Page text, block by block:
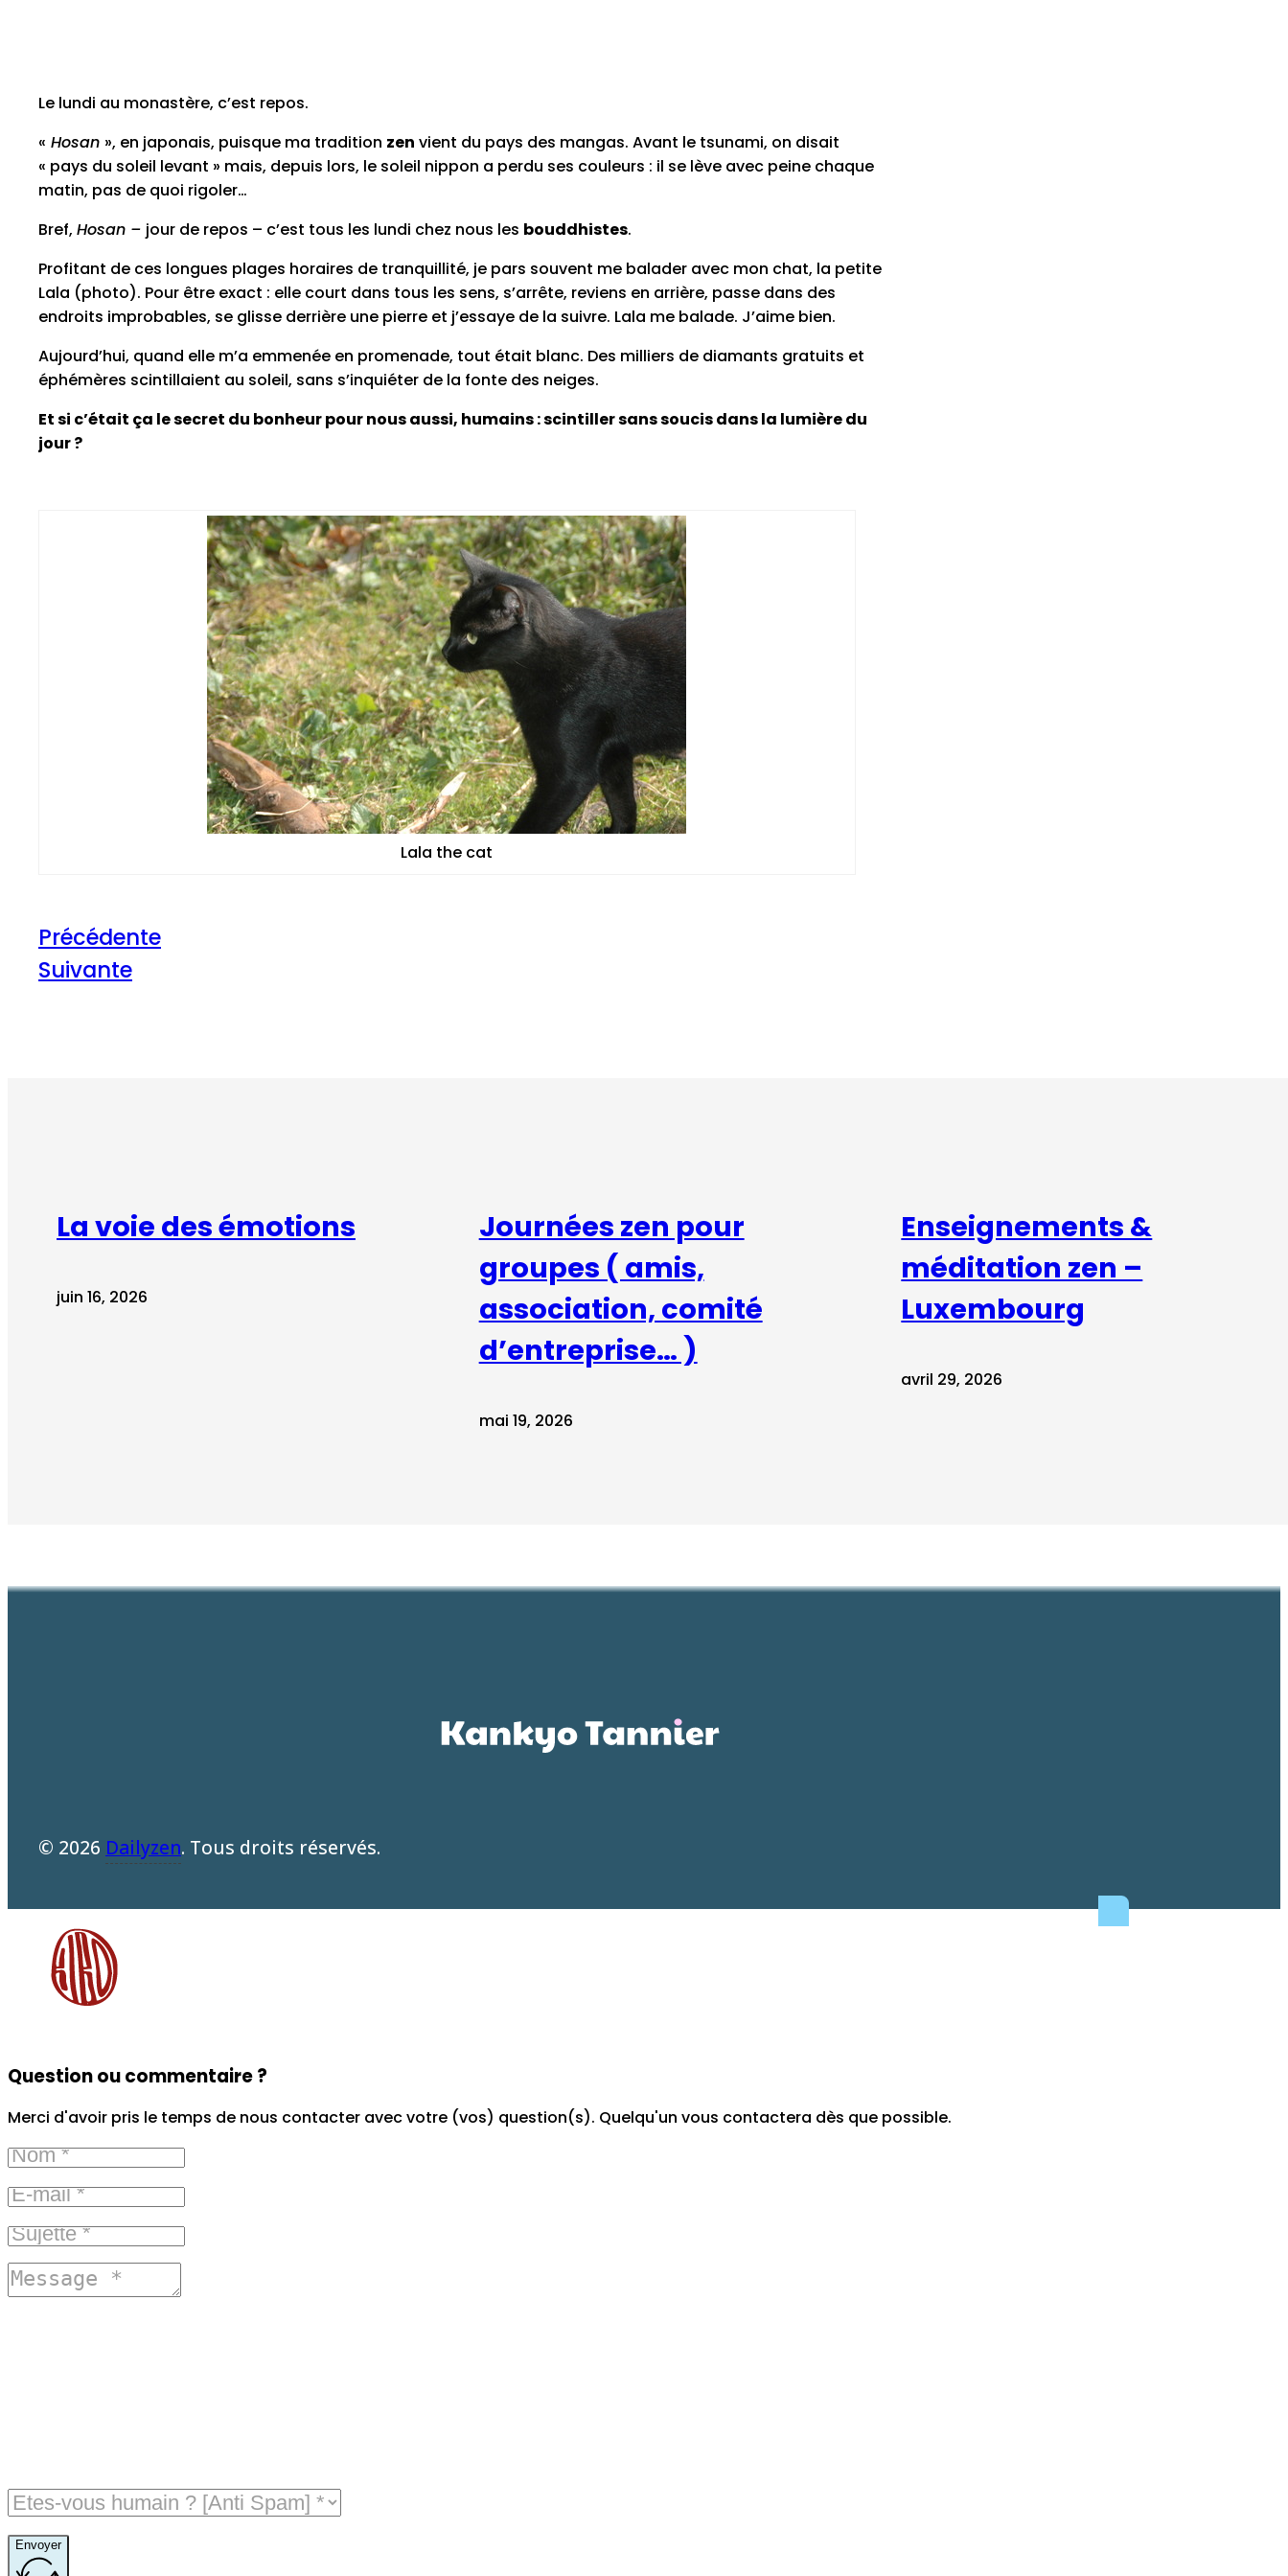
Le lundi au monastère, c’est repos.
« Hosan », en japonais, puisque ma tradition zen vient du pays des mangas. Avant le tsunami, on disait
« pays du soleil levant » mais, depuis lors, le soleil nippon a perdu ses couleurs : il se lève avec peine chaque
matin, pas de quoi rigoler…
Bref, Hosan – jour de repos – c’est tous les lundi chez nous les bouddhistes.
Profitant de ces longues plages horaires de tranquillité, je pars souvent me balader avec mon chat, la petite
Lala (photo). Pour être exact : elle court dans tous les sens, s’arrête, reviens en arrière, passe dans des
endroits improbables, se glisse derrière une pierre et j’essaye de la suivre. Lala me balade. J’aime bien.
Aujourd’hui, quand elle m’a emmenée en promenade, tout était blanc. Des milliers de diamants gratuits et
éphémères scintillaient au soleil, sans s’inquiéter de la fonte des neiges.
Et si c’était ça le secret du bonheur pour nous aussi, humains : scintiller sans soucis dans la lumière du
jour ?
Lala the cat
Précédente
Suivante
La voie des émotions
juin 16, 2026
Journées zen pour
groupes ( amis,
association, comité
d’entreprise… )
mai 19, 2026
Enseignements &
méditation zen –
Luxembourg
avril 29, 2026
© 2026 Dailyzen. Tous droits réservés.
Question ou commentaire ?
Merci d'avoir pris le temps de nous contacter avec votre (vos) question(s). Quelqu'un vous contactera dès que possible.
Envoyer